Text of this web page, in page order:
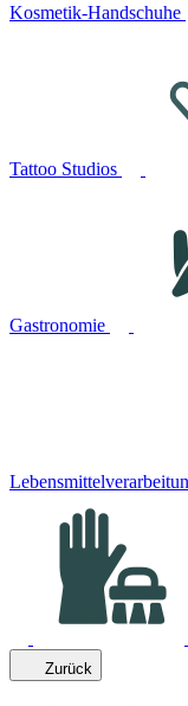
Kosmetik-Handschuhe
Tattoo Studios
Gastronomie
Zurück